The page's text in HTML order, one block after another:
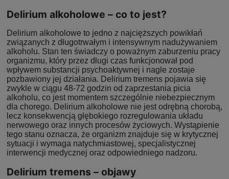
Delirium alkoholowe – co to jest?
Delirium alkoholowe to jedno z najcięższych powikłań
związanych z długotrwałym i intensywnym nadużywaniem
alkoholu. Stan ten świadczy o poważnym zaburzeniu pracy
organizmu, który przez długi czas funkcjonował pod
wpływem substancji psychoaktywnej i nagle zostaje
pozbawiony jej działania. Delirium tremens pojawia się
zwykle w ciągu 48-72 godzin od zaprzestania picia
alkoholu, co jest momentem szczególnie niebezpiecznym
dla chorego. Delirium alkoholowe nie jest odrębną chorobą,
lecz konsekwencją głębokiego rozregulowania układu
nerwowego oraz innych procesów życiowych. Wystąpienie
tego stanu oznacza, że organizm znajduje się w krytycznej
sytuacji i wymaga natychmiastowej, specjalistycznej
interwencji medycznej oraz odpowiedniego nadzoru.
Delirium tremens – objawy